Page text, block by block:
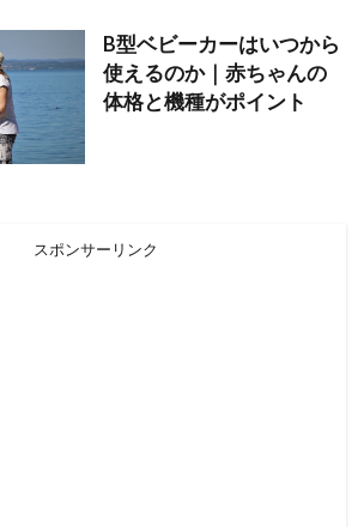
B型ベビーカーはいつから
使えるのか｜赤ちゃんの
体格と機種がポイント
スポンサーリンク